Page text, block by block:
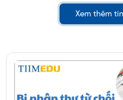
Xem thêm